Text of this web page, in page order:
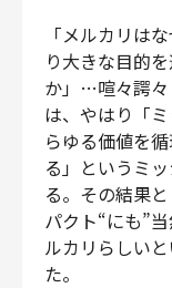
「メルカリは
り大きな目的
か」…喧々諤々
は、やはり「
らゆる価値を
る」というミ
る。その結果
パクト“にも”
ルカリらしい
た。